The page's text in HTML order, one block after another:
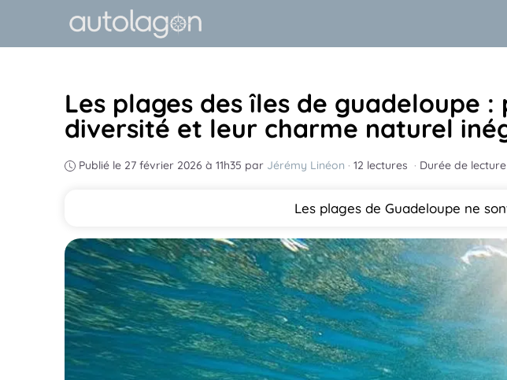
Les plages des îles de guadeloupe
diversité et leur charme naturel
Publié le 27 février 2026 à 11h35 par Jérémy Linéon · 12 lectures · Durée de
Les plages de Guadeloupe ne